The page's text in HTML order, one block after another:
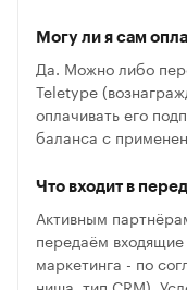
Могу ли я сам
Да. Можно либо
Teletype
оплачивать его
баланса с
Что входит в
Активным
передаём входящие
маркетинга - по